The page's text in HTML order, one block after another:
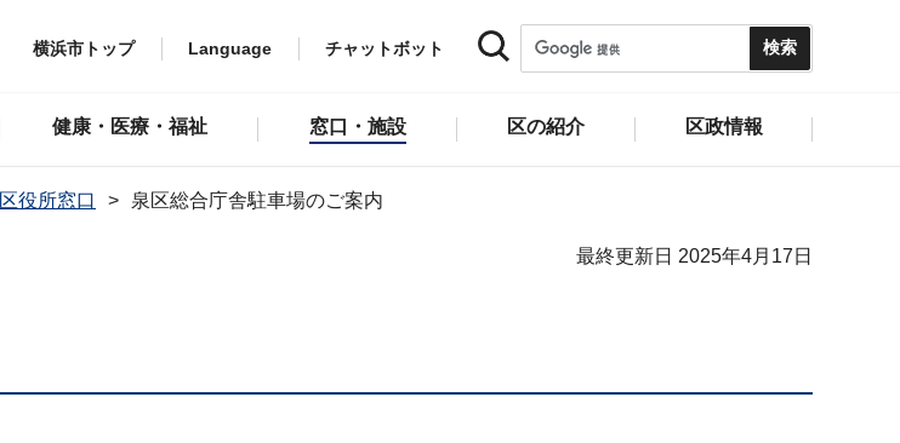
横浜市トップ Language チャットボット
健康・医療・福祉 窓口・施設 区の紹介 区政情報
区役所窓口 泉区総合庁舎駐車場のご案内
最終更新日 2025年4月17日